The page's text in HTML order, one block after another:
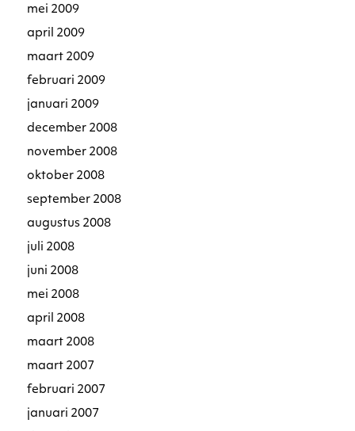
mei 2009
april 2009
maart 2009
februari 2009
januari 2009
december 2008
november 2008
oktober 2008
september 2008
augustus 2008
juli 2008
juni 2008
mei 2008
april 2008
maart 2008
maart 2007
februari 2007
januari 2007